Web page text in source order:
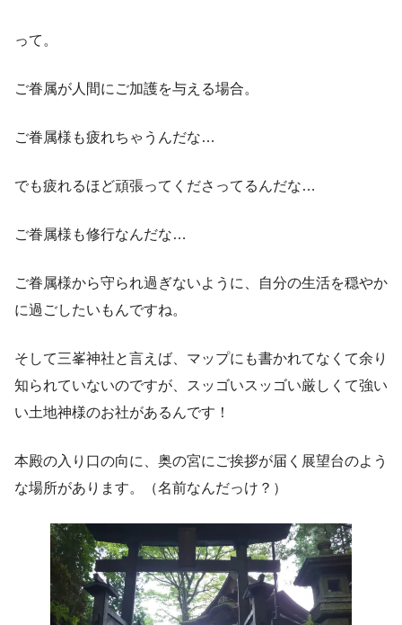
って。
ご眷属が人間にご加護を与える場合。
ご眷属様も疲れちゃうんだな…
でも疲れるほど頑張ってくださってるんだな…
ご眷属様も修行なんだな…
ご眷属様から守られ過ぎないように、自分の生活を穏やか
に過ごしたいもんですね。
そして三峯神社と言えば、マップにも書かれてなくて余り
知られていないのですが、スッゴいスッゴい厳しくて強い
い土地神様のお社があるんです！
本殿の入り口の向に、奥の宮にご挨拶が届く展望台のよう
な場所があります。（名前なんだっけ？）